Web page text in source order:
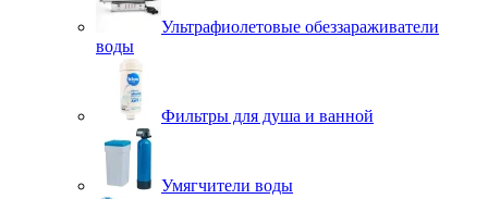
Ультрафиолетовые обеззараживатели
воды
Фильтры для душа и ванной
Умягчители воды